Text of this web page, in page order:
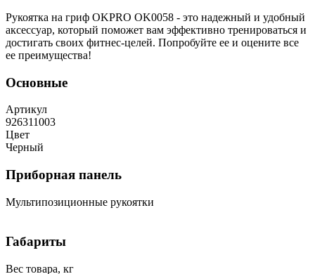
Рукоятка на гриф OKPRO OK0058 - это надежный и удобный
аксессуар, который поможет вам эффективно тренироваться и
достигать своих фитнес-целей. Попробуйте ее и оцените все
ее преимущества!
Основные
Артикул
926311003
Цвет
Черный
Приборная панель
Мультипозиционные рукоятки
Габариты
Вес товара, кг